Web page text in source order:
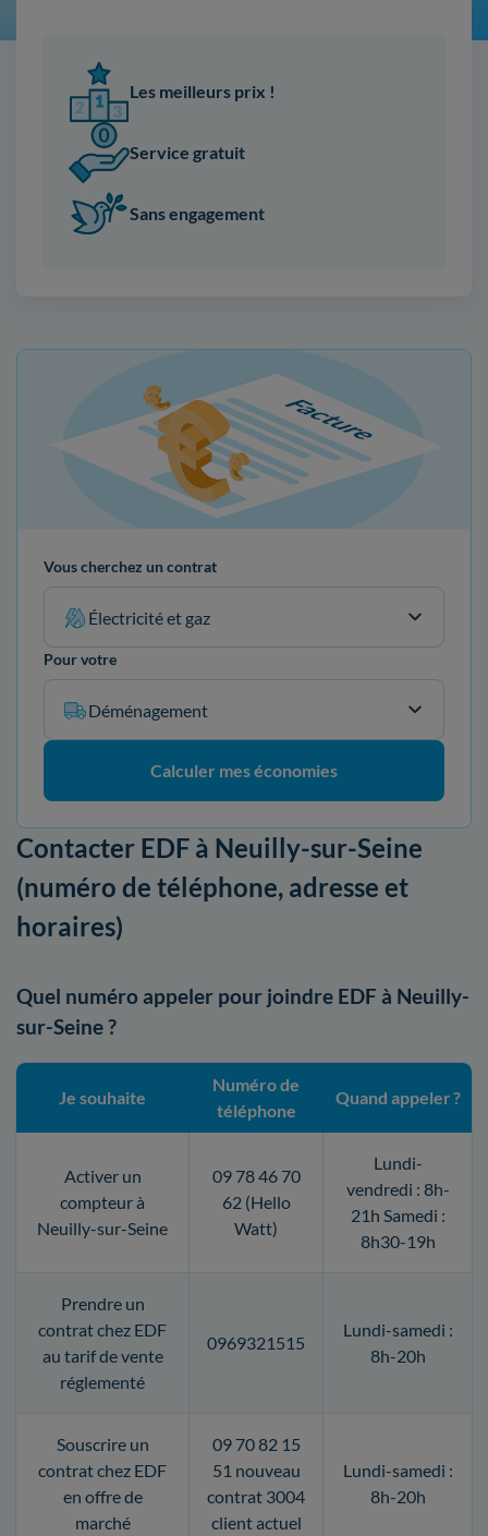
Les meilleurs prix !
Service gratuit
Sans engagement
Vous cherchez un contrat
Électricité et gaz
Pour votre
Déménagement
Calculer mes économies
Contacter EDF à Neuilly-sur-Seine
(numéro de téléphone, adresse et
horaires)
Quel numéro appeler pour joindre EDF à Neuilly-
sur-Seine ?
Je souhaite
Numéro de
téléphone
Quand appeler ?
Activer un
compteur à
Neuilly-sur-Seine
09 78 46 70
62 (Hello
Watt)
Lundi-
vendredi : 8h-
21h Samedi :
8h30-19h
Prendre un
contrat chez EDF
au tarif de vente
réglementé
0969321515
Lundi-samedi :
8h-20h
Souscrire un
contrat chez EDF
en offre de
marché
09 70 82 15
51 nouveau
contrat 3004
client actuel
Lundi-samedi :
8h-20h